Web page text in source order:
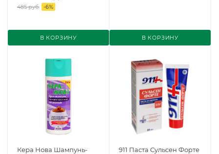
485 руб. -6%
В КОРЗИНУ В КОРЗИНУ
Кера Нова Шампунь-
911 Паста Сульсен Форте